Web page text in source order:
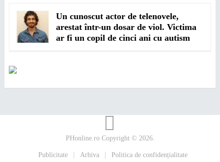
Un cunoscut actor de telenovele,
arestat într-un dosar de viol. Victima
ar fi un copil de cinci ani cu autism
PHonline.roCopyright © 2026.
Publicitate Arhiva Politica de confidențialitate